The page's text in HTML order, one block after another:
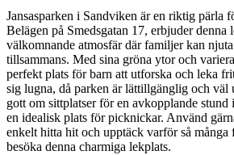
Jansasparken i Sandviken är en riktig pärla
Belägen på Smedsgatan 17, erbjuder denna
välkomnande atmosfär där familjer kan
tillsammans. Med sina gröna ytor och
perfekt plats för barn att utforska och leka
sig lugna, då parken är lättillgänglig och väl
gott om sittplatser för en avkopplande
en idealisk plats för picknickar. Använd
enkelt hitta hit och upptäck varför så många
besöka denna charmiga lekplats.